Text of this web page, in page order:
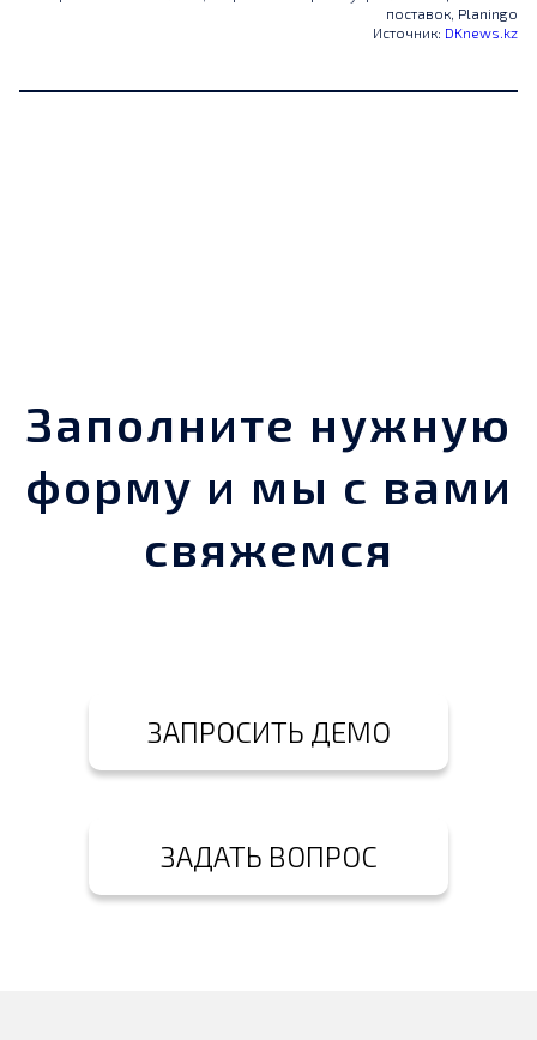
поставок, Planingo
Источник: DKnews.kz
Заполните нужную
форму и мы с вами
свяжемся
ЗАПРОСИТЬ ДЕМО
ЗАДАТЬ ВОПРОС